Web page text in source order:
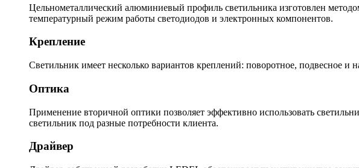
Цельнометаллический алюминиевый профиль светильника изготовлен
температурный режим работы светодиодов и электронных компонентов.
Крепление
Светильник имеет несколько вариантов креплений: поворотное, подвесное и
Оптика
Применение вторичной оптики позволяет эффективно использовать
светильник под разные потребности клиента.
Драйвер